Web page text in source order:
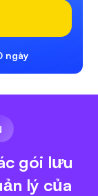
ngày
gói lưu
lý của